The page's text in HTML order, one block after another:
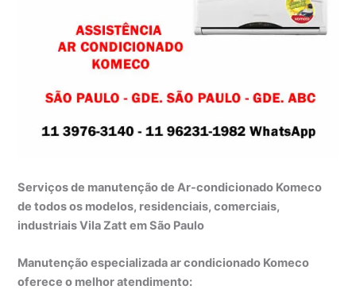
Serviços de manutenção de Ar-condicionado Komeco
de todos os modelos, residenciais, comerciais,
industriais Vila Zatt em São Paulo
Manutenção especializada ar condicionado Komeco
oferece o melhor atendimento: